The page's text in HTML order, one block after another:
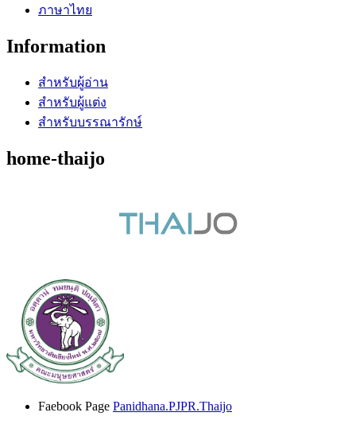
ภาษาไทย
Information
สำหรับผู้อ่าน
สำหรับผู้แต่ง
สำหรับบรรณารักษ์
home-thaijo
Faebook Page Panidhana.PJPR.Thaijo